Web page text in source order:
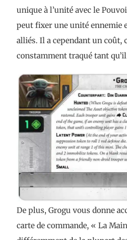
unique à l’unité avec le
peut fixer une unité ennemie
alliés. Il a cependant un coût,
constamment traqué tant
De plus, Grogu vous donne
carte de commande, « La